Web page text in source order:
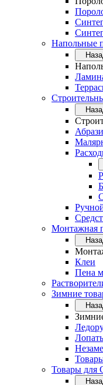
Напольные
Монтажная
Клеи
Пена
Зимние
Товары